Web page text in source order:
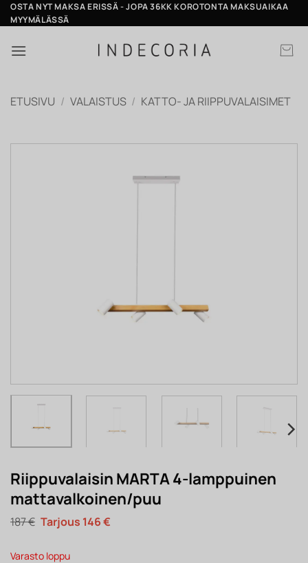
Skip
to
OSTA NYT MAKSA ERISSÄ - JOPA 36KK KOROTONTA MAKSUAIKAA
MYYMÄLÄSSÄ
ETUSIVU / VALAISTUS / KATTO- JA RIIPPUVALAISIMET
Riippuvalaisin MARTA 4-lamppuinen
mattavalkoinen/puu
187€ Alkuperäinen
hinta
187 €.
146€Nykyinen
Varasto loppu